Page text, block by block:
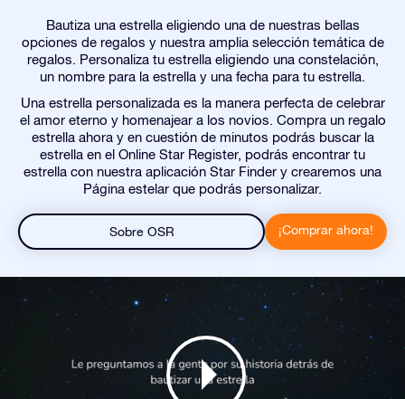
Bautiza una estrella eligiendo una de nuestras bellas
opciones de regalos y nuestra amplia selección temática de
regalos. Personaliza tu estrella eligiendo una constelación,
un nombre para la estrella y una fecha para tu estrella.
Una estrella personalizada es la manera perfecta de celebrar
el amor eterno y homenajear a los novios. Compra un regalo
estrella ahora y en cuestión de minutos podrás buscar la
estrella en el Online Star Register, podrás encontrar tu
estrella con nuestra aplicación Star Finder y crearemos una
Página estelar que podrás personalizar.
Sobre OSR ¡Comprar ahora!